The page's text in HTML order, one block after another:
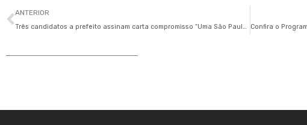
Anterior
ANTERIOR